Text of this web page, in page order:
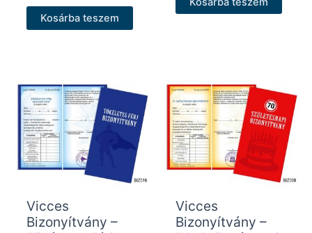
Kosárba teszem
Vicces
Bizonyítvány –
Vicces
Bizonyítvány –